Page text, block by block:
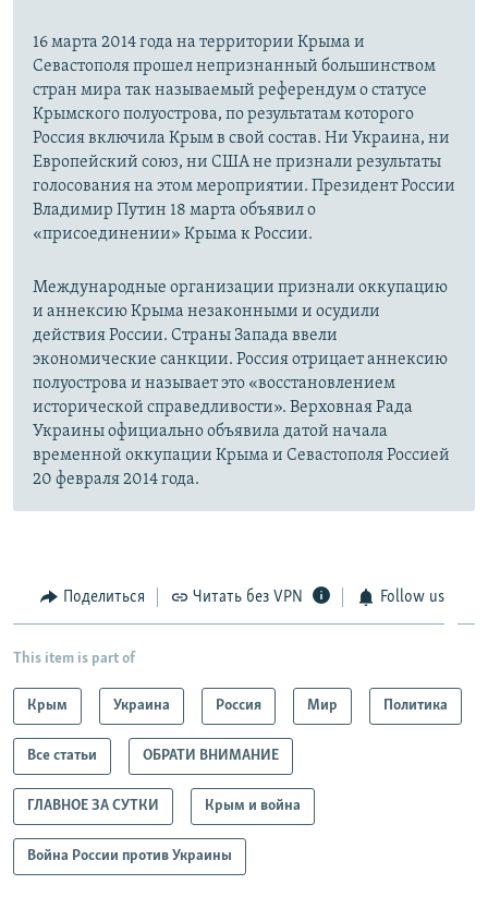
16 марта 2014 года на территории Крыма и
Севастополя прошел непризнанный большинством
стран мира так называемый референдум о статусе
Крымского полуострова, по результатам которого
Россия включила Крым в свой состав. Ни Украина, ни
Европейский союз, ни США не признали результаты
голосования на этом мероприятии. Президент России
Владимир Путин 18 марта объявил о
«присоединении» Крыма к России.
Международные организации признали оккупацию
и аннексию Крыма незаконными и осудили
действия России. Страны Запада ввели
экономические санкции. Россия отрицает аннексию
полуострова и называет это «восстановлением
исторической справедливости». Верховная Рада
Украины официально объявила датой начала
временной оккупации Крыма и Севастополя Россией
20 февраля 2014 года.
Поделиться Читать без VPN Follow us
This item is part of
Крым Украина Россия Мир Политика
Все статьи ОБРАТИ ВНИМАНИЕ
ГЛАВНОЕ ЗА СУТКИ Крым и война
Война России против Украины